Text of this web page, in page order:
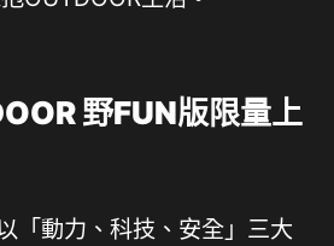
野FUN版限量上
「動力、科技、安全」三大